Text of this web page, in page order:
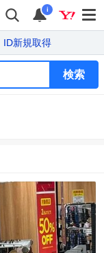
i
ID新規取得
検索